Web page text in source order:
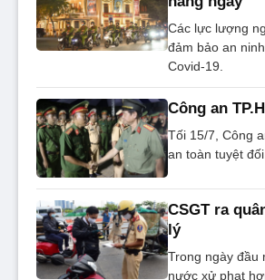
CSGT ra
lý
nước xử phạt
trấn áp tội phạm Lê Văn Tuyến
Bình luận